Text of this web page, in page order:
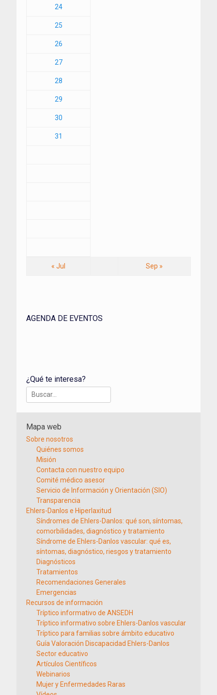
24
25
26
27
28
29
30
31
« Jul Sep »
AGENDA DE EVENTOS
¿Qué te interesa?
Buscar:
Mapa web
Sobre nosotros
Quiénes somos
Misión
Contacta con nuestro equipo
Comité médico asesor
Servicio de Información y Orientación (SIO)
Transparencia
Ehlers-Danlos e Hiperlaxitud
Síndromes de Ehlers-Danlos: qué son, síntomas,
comorbilidades, diagnóstico y tratamiento
Síndrome de Ehlers-Danlos vascular: qué es,
síntomas, diagnóstico, riesgos y tratamiento
Diagnósticos
Tratamientos
Recomendaciones Generales
Emergencias
Recursos de información
Tríptico informativo de ANSEDH
Tríptico informativo sobre Ehlers-Danlos vascular
Tríptico para familias sobre ámbito educativo
Guía Valoración Discapacidad Ehlers-Danlos
Sector educativo
Artículos Científicos
Webinarios
Mujer y Enfermedades Raras